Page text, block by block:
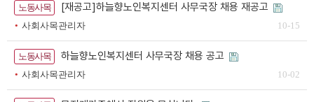
노동사목 [재공고]하늘향노인복지센터 사무국장 채용 재공고
사회사목관리자 10-15
노동사목 하늘향노인복지센터 사무국장 채용 공고
사회사목관리자 10-02